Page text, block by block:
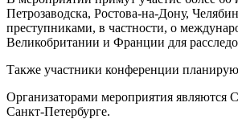
Петрозаводска, Ростова-на-Дону,
преступниками, в частности, о
Великобритании и Франции для
Также участники конференции
Организаторами мероприятия
Санкт-Петербурге.